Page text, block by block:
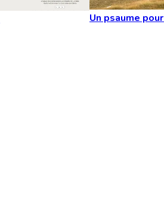
Un psaume